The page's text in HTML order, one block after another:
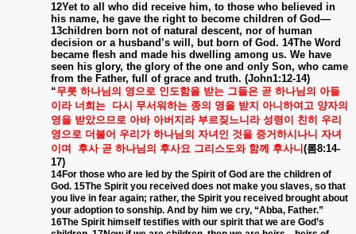
12Yet to all who did receive him, to those who believed in
his name, he gave the right to become children of God—
13children born not of natural descent, nor of human
decision or a husband’s will, but born of God. 14The Word
became flesh and made his dwelling among us. We have
seen his glory, the glory of the one and only Son, who came
from the Father, full of grace and truth. (John1:12-14)
“무릇 하나님의 영으로 인도함을 받는 그들은 곧 하나님의 아들
이라 너희는 다시 무서워하는 종의 영을 받지 아니하여고 양자의
영을 받았으므로 아바 아버지라 부르짖느니라 성령이 친히 우리
영으로 더불어 우리가 하나님의 자녀인 것을 증거하시나니 자녀
이며
후사 곧 하나님의 후사요 그리스도와 함께 후사니 (롬8:14-
17)
14For those who are led by the Spirit of God are the children of
God. 15The Spirit you received does not make you slaves, so that
you live in fear again; rather, the Spirit you received brought about
your adoption to sonship. And by him we cry, “Abba, Father.”
16The Spirit himself testifies with our spirit that we are God’s